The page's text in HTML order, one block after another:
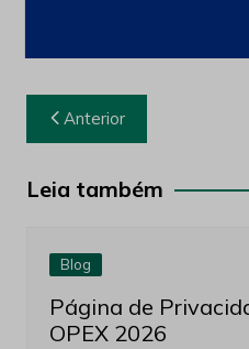
Navegação
de
Post
Anterior
Leia também
Blog
Página de
OPEX 2026